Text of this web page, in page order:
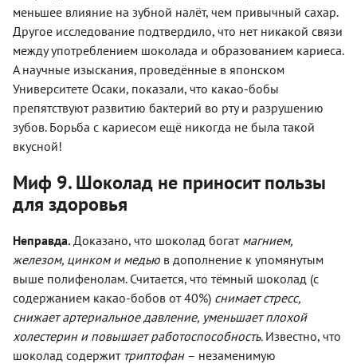
меньшее влияние на зубной налёт, чем привычный сахар.
Другое исследование подтвердило, что нет никакой связи
между употреблением шоколада и образованием кариеса.
А научные изыскания, проведённые в японском
Университете Осаки, показали, что какао-бобы
препятствуют развитию бактерий во рту и разрушению
зубов. Борьба с кариесом ещё никогда не была такой
вкусной!
Миф 9. Шоколад не приносит пользы
для здоровья
Неправда. Доказано, что шоколад богат магнием,
железом, цинком и медью в дополнение к упомянутым
выше полифенолам. Считается, что тёмный шоколад (с
содержанием какао-бобов от 40%) снимает стресс,
снижает артериальное давление, уменьшает плохой
холестерин и повышает работоспособность. Известно, что
шоколад содержит триптофан – незаменимую